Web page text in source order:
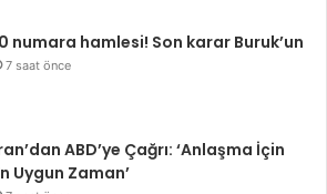
numara hamlesi! Son karar Buruk’un
7 saat önce
ABD’ye Çağrı: ‘Anlaşma İçin
Uygun Zaman’